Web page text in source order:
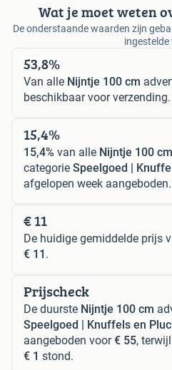
Wat je moet weten
De onderstaande waarden zijn
ingestelde
53,8%
Van alle Nijntje 100 cm
beschikbaar voor verzending.
15,4%
15,4% van alle Nijntje 100 cm
categorie Speelgoed |
afgelopen week aangeboden.
€ 11
De huidige gemiddelde prijs
€ 11 .
Prijscheck
De duurste Nijntje 100 cm
Speelgoed | Knuffels en
aangeboden voor€ 55,
€ 1 stond.